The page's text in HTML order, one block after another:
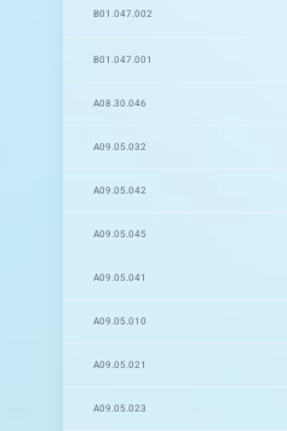
B01.047.002
B01.047.001
A08.30.046
A09.05.032
A09.05.042
A09.05.045
A09.05.041
A09.05.010
A09.05.021
A09.05.023